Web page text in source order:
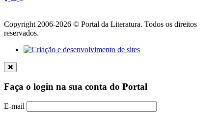
Copyright 2006-2026 © Portal da Literatura. Todos os direitos
reservados.
Faça o login na sua conta do Portal
E-mail